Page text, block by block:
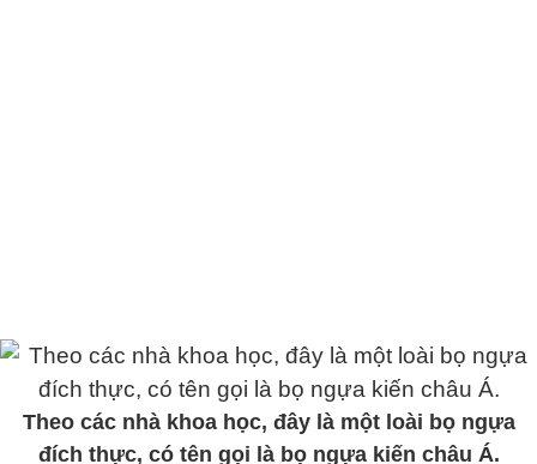
Theo các nhà khoa học, đây là một loài bọ ngựa
đích thực, có tên gọi là bọ ngựa kiến châu Á.